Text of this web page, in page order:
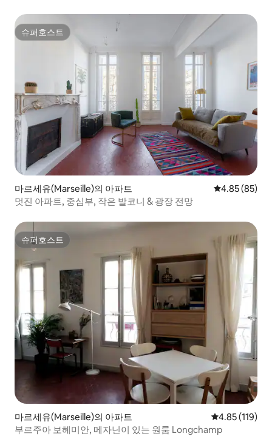
슈퍼호스트
슈퍼호스트
마르세유(Marseille)의 아파트 평점 4.85점(5
4.85 (85)
멋진 아파트, 중심부, 작은 발코니 & 광장 전망
슈퍼호스트
슈퍼호스트
마르세유(Marseille)의 아파트 평점 4.85점(5
4.85 (119)
부르주아 보헤미안, 메자닌이 있는 원룸 Longchamp